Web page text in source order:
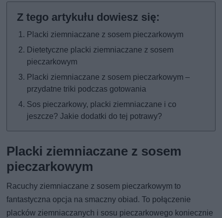
Placki ziemniaczane z sosem pieczarkowym
Dietetyczne placki ziemniaczane z sosem
pieczarkowym
Placki ziemniaczane z sosem pieczarkowym –
przydatne triki podczas gotowania
Sos pieczarkowy, placki ziemniaczane i co
jeszcze? Jakie dodatki do tej potrawy?
Placki ziemniaczane z sosem
pieczarkowym
Racuchy ziemniaczane z sosem pieczarkowym to
fantastyczna opcja na smaczny obiad. To połączenie
placków ziemniaczanych i sosu pieczarkowego koniecznie